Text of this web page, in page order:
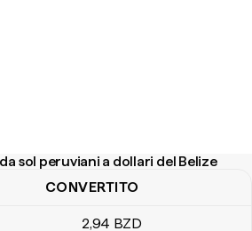
sol peruviani a dollari del Belize
sol peruviani a dollari del Belize
CONVERTITO
2,94 BZD